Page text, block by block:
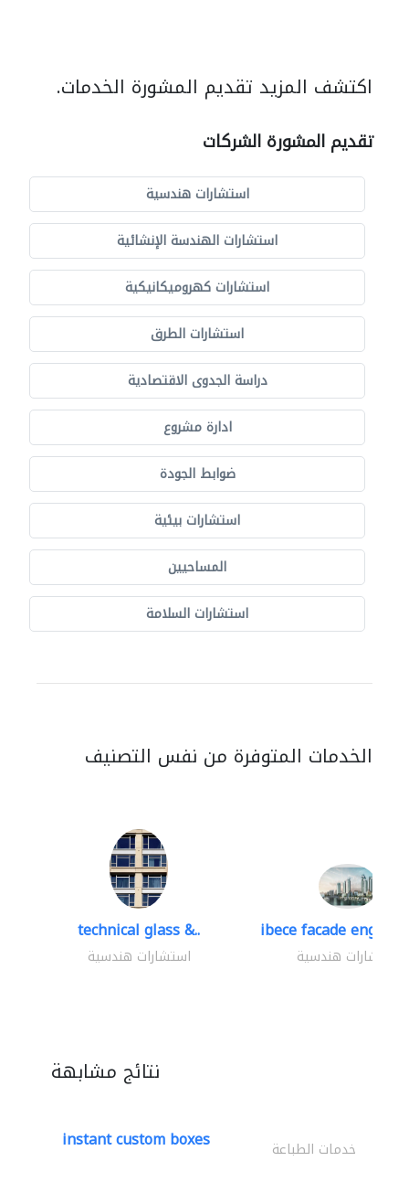
اكتشف المزيد تقديم المشورة الخدمات.
تقديم المشورة الشركات
استشارات هندسية
استشارات الهندسة الإنشائية
استشارات كهروميكانيكية
استشارات الطرق
دراسة الجدوى الاقتصادية
ادارة مشروع
ضوابط الجودة
استشارات بيئية
المساحيين
استشارات السلامة
الخدمات المتوفرة من نفس التصنيف
technical glass &..
استشارات هندسية
ibece facade
استشارات هندسية
نتائج مشابهة
instant custom boxes خدمات الطباعة